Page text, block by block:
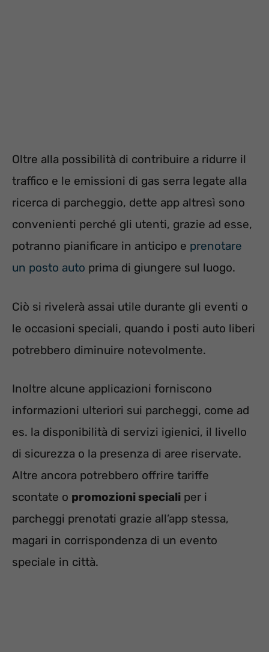
Oltre alla possibilità di contribuire a ridurre il
traffico e le emissioni di gas serra legate alla
ricerca di parcheggio, dette app altresì sono
convenienti perché gli utenti, grazie ad esse,
potranno pianificare in anticipo e prenotare
un posto auto prima di giungere sul luogo.
Ciò si rivelerà assai utile durante gli eventi o
le occasioni speciali, quando i posti auto liberi
potrebbero diminuire notevolmente.
Inoltre alcune applicazioni forniscono
informazioni ulteriori sui parcheggi, come ad
es. la disponibilità di servizi igienici, il livello
di sicurezza o la presenza di aree riservate.
Altre ancora potrebbero offrire tariffe
scontate o promozioni speciali per i
parcheggi prenotati grazie all’app stessa,
magari in corrispondenza di un evento
speciale in città.